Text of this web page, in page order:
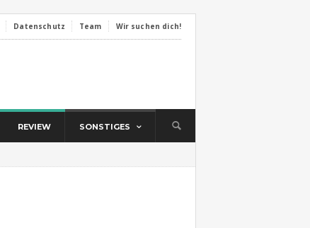
Datenschutz Team Wir suchen dich!
REVIEW SONSTIGES